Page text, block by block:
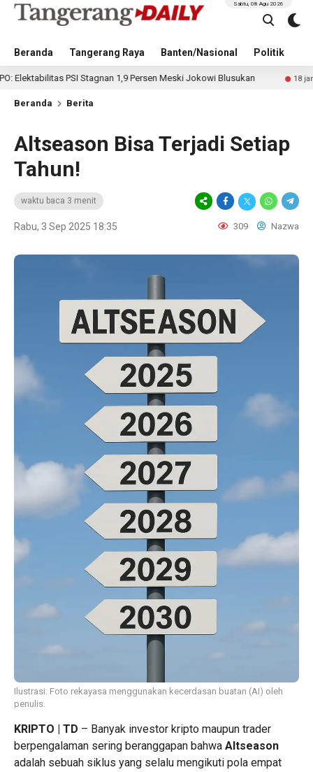
Beranda Tangerang Raya Banten/Nasional Politik
Sabtu, 08 Agu 2026
PSI Stagnan 1,9 Persen Meski Jokowi Blusukan 18 jam lalu Tak
Beranda Berita
Altseason Bisa Terjadi Setiap
Tahun!
waktu baca 3 menit
Rabu, 3 Sep 2025 18:35 309 Nazwa
Ilustrasi: Foto rekayasa menggunakan kecerdasan buatan (AI) oleh
penulis.
KRIPTO | TD – Banyak investor kripto maupun trader
berpengalaman sering beranggapan bahwa Altseason
adalah sebuah siklus yang selalu mengikuti pola empat